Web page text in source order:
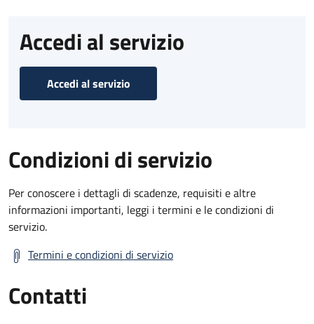
Accedi al servizio
Accedi al servizio
Condizioni di servizio
Per conoscere i dettagli di scadenze, requisiti e altre
informazioni importanti, leggi i termini e le condizioni di
servizio.
Termini e condizioni di servizio
Contatti